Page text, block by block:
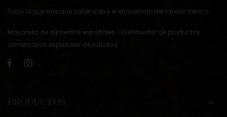
Todo lo que hay que saber sobre el etiquetado del jamón ibérico
Mayorista de alimentos españoles - Distribuidor de productos
alimentarios españoles de calidad